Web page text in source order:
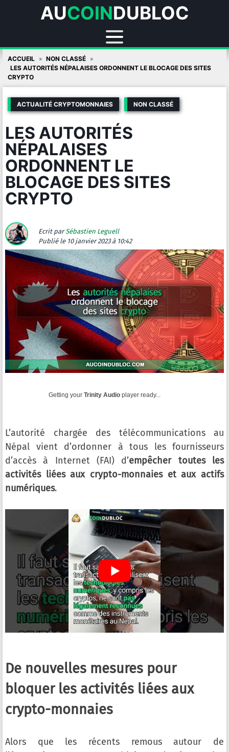
AUCOINDUBLOC
Skip
content
ACCUEIL
NON CLASSÉ
LES AUTORITÉS NÉPALAISES ORDONNENT LE BLOCAGE DES SITES
CRYPTO
ACTUALITÉ CRYPTOMONNAIES NON CLASSÉ
LES AUTORITÉS
NÉPALAISES
ORDONNENT LE
BLOCAGE DES SITES
CRYPTO
Ecrit parSébastien Leguell
Publié le 10 janvier 2023 à 10:42
Getting your Trinity Audio player ready...
L’autorité chargée des télécommunications au
Népal vient d’ordonner à tous les fournisseurs
d’accès à Internet (FAI) d’empêcher toutes les
activités liées aux crypto-monnaies et aux actifs
numériques.
De nouvelles mesures pour
bloquer les activités liées aux
crypto-monnaies
Alors que les récents remous autour de